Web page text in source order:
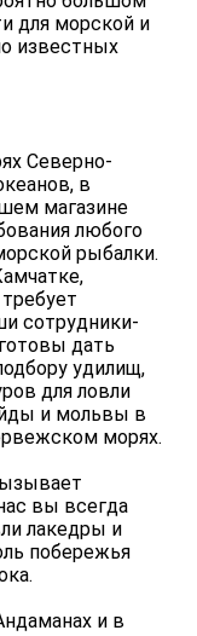
для морской и
известных
Северно-
в
магазине
любого
рыбалки.
сотрудники-
дать
удилищ,
для ловли
и мольвы в
морях.
вы всегда
лакедры и
побережья
и в